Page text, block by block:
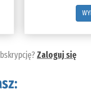
Zaloguj się